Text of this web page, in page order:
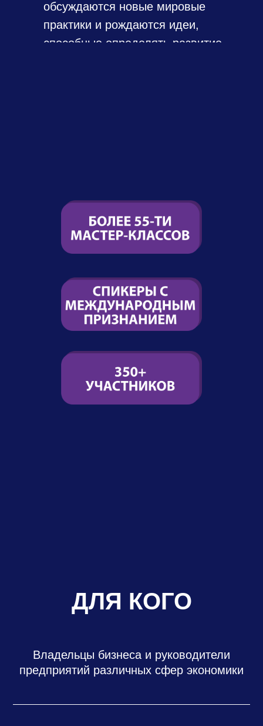
обсуждаются новые мировые
практики и рождаются идеи,
способные определять развитие
ДЛЯ КОГО
Владельцы бизнеса и руководители
предприятий различных сфер экономики